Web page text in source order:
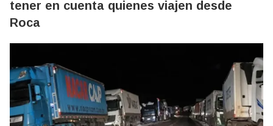
tener en cuenta quienes viajen desde
Roca